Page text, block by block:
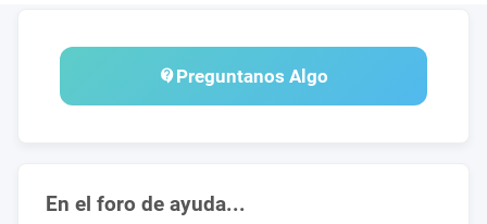
Preguntanos Algo
En el foro de ayuda...